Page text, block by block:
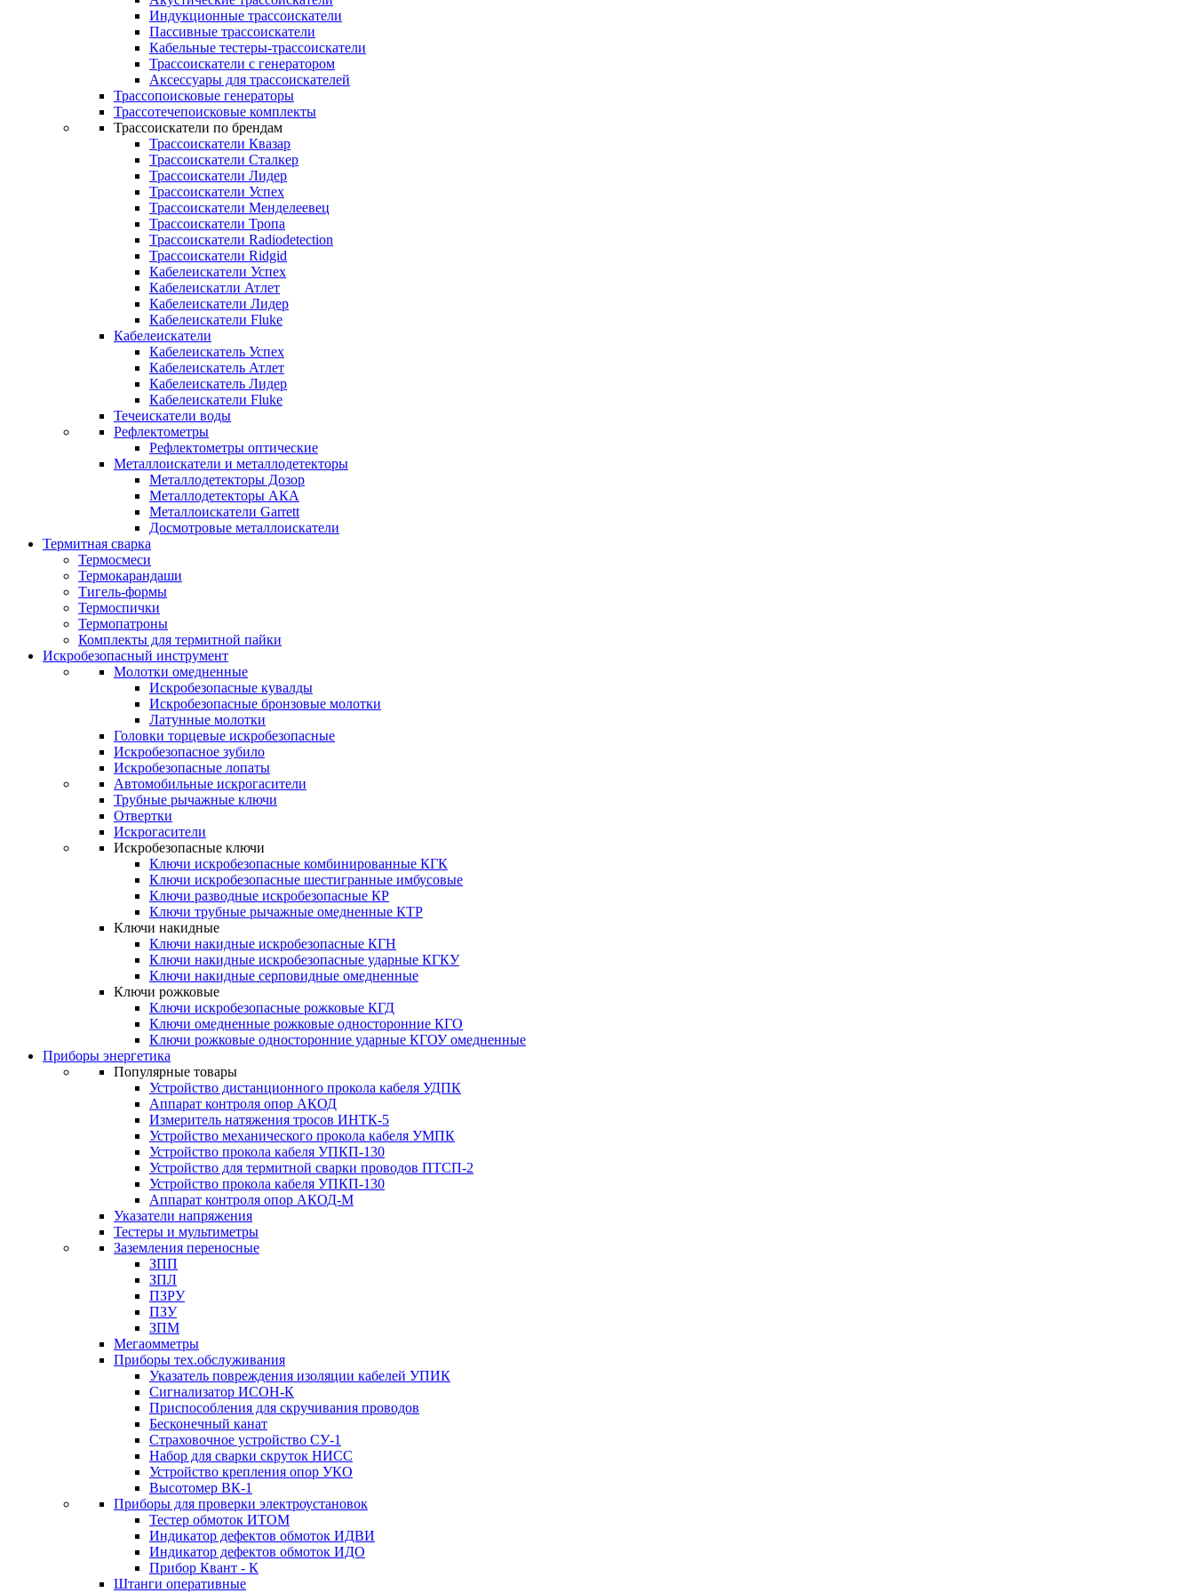
Индукционные трассоискатели
Пассивные трассоискатели
Кабельные тестеры-трассоискатели
Трассоискатели с генератором
Аксессуары для трассоискателей
Трассопоисковые генераторы
Трассотечепоисковые комплекты
Трассоискатели по брендам
Трассоискатели Квазар
Трассоискатели Сталкер
Трассоискатели Лидер
Трассоискатели Успех
Трассоискатели Менделеевец
Трассоискатели Тропа
Трассоискатели Radiodetection
Трассоискатели Ridgid
Кабелеискатели Успех
Кабелеискатли Атлет
Кабелеискатели Лидер
Кабелеискатели Fluke
Кабелеискатели
Кабелеискатель Успех
Кабелеискатель Атлет
Кабелеискатель Лидер
Кабелеискатели Fluke
Течеискатели воды
Рефлектометры
Рефлектометры оптические
Металлоискатели и металлодетекторы
Металлодетекторы Дозор
Металлодетекторы АКА
Металлоискатели Garrett
Досмотровые металлоискатели
Термитная сварка
Термосмеси
Термокарандаши
Тигель-формы
Термоспички
Термопатроны
Комплекты для термитной пайки
Искробезопасный инструмент
Молотки омедненные
Искробезопасные кувалды
Искробезопасные бронзовые молотки
Латунные молотки
Головки торцевые искробезопасные
Искробезопасное зубило
Искробезопасные лопаты
Автомобильные искрогасители
Трубные рычажные ключи
Отвертки
Искрогасители
Искробезопасные ключи
Ключи искробезопасные комбинированные КГК
Ключи искробезопасные шестигранные имбусовые
Ключи разводные искробезопасные КР
Ключи трубные рычажные омедненные КТР
Ключи накидные
Ключи накидные искробезопасные КГН
Ключи накидные искробезопасные ударные КГКУ
Ключи накидные серповидные омедненные
Ключи рожковые
Ключи искробезопасные рожковые КГД
Ключи омедненные рожковые односторонние КГО
Ключи рожковые односторонние ударные КГОУ омедненные
Приборы энергетика
Популярные товары
Устройство дистанционного прокола кабеля УДПК
Аппарат контроля опор АКОД
Измеритель натяжения тросов ИНТК-5
Устройство механического прокола кабеля УМПК
Устройство прокола кабеля УПКП-130
Устройство для термитной сварки проводов ПТСП-2
Устройство прокола кабеля УПКП-130
Аппарат контроля опор АКОД-М
Указатели напряжения
Тестеры и мультиметры
Заземления переносные
ЗПП
ЗПЛ
ПЗРУ
ПЗУ
ЗПМ
Мегаомметры
Приборы тех.обслуживания
Указатель повреждения изоляции кабелей УПИК
Сигнализатор ИСОН-К
Приспособления для скручивания проводов
Бесконечный канат
Страховочное устройство СУ-1
Набор для сварки скруток НИСС
Устройство крепления опор УКО
Высотомер ВК-1
Приборы для проверки электроустановок
Тестер обмоток ИТОМ
Индикатор дефектов обмоток ИДВИ
Индикатор дефектов обмоток ИДО
Прибор Квант - К
Штанги оперативные